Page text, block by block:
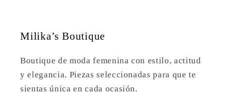
Milika’s Boutique
Boutique de moda femenina con estilo, actitud
y elegancia. Piezas seleccionadas para que te
sientas única en cada ocasión.